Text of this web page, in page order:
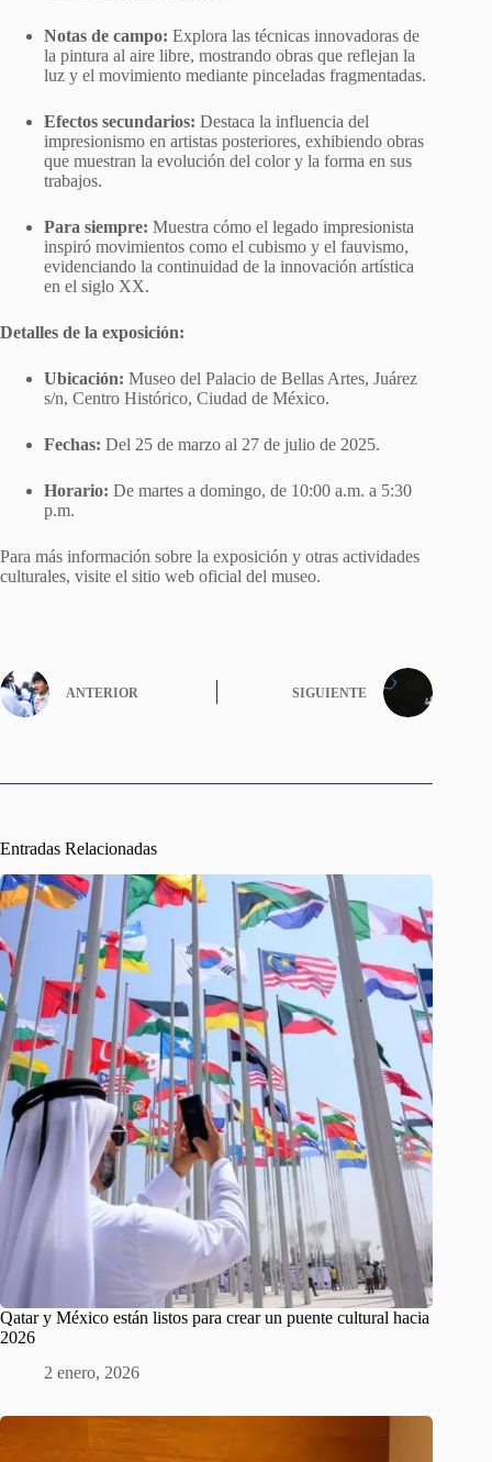
Notas de campo: Explora las técnicas innovadoras de
la pintura al aire libre, mostrando obras que reflejan la
luz y el movimiento mediante pinceladas fragmentadas.
Efectos secundarios: Destaca la influencia del
impresionismo en artistas posteriores, exhibiendo obras
que muestran la evolución del color y la forma en sus
trabajos.
Para siempre: Muestra cómo el legado impresionista
inspiró movimientos como el cubismo y el fauvismo,
evidenciando la continuidad de la innovación artística
en el siglo XX.
Detalles de la exposición:
Ubicación: Museo del Palacio de Bellas Artes, Juárez
s/n, Centro Histórico, Ciudad de México.
Fechas: Del 25 de marzo al 27 de julio de 2025.
Horario: De martes a domingo, de 10:00 a.m. a 5:30
p.m.
Para más información sobre la exposición y otras actividades
culturales, visite el sitio web oficial del museo.
ANTERIOR SIGUIENTE
Entradas Relacionadas
Qatar y México están listos para crear un puente cultural hacia
2026
2 enero, 2026